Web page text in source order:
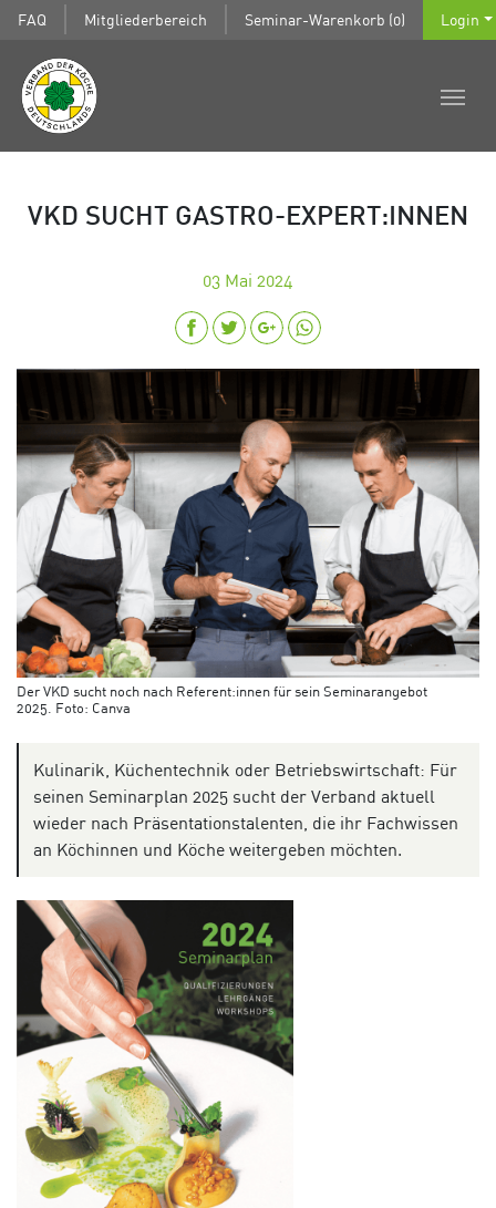
FAQ Mitgliederbereich Seminar-Warenkorb (0) Login
VKD SUCHT GASTRO-EXPERT:INNEN
03 Mai 2024
Der VKD sucht noch nach Referent:innen für sein Seminarangebot
2025. Foto: Canva
Kulinarik, Küchentechnik oder Betriebswirtschaft: Für
seinen Seminarplan 2025 sucht der Verband aktuell
wieder nach Präsentationstalenten, die ihr Fachwissen
an Köchinnen und Köche weitergeben möchten.